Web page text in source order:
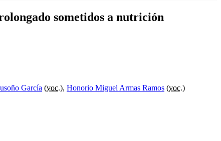
sometidos a nutrición
García (voc.), Honorio Miguel Armas Ramos (voc.)